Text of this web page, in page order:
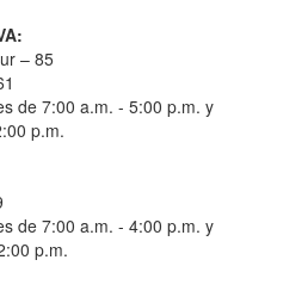
– 85
de 7:00 a.m. - 5:00 p.m. y
p.m.
de 7:00 a.m. - 4:00 p.m. y
p.m.